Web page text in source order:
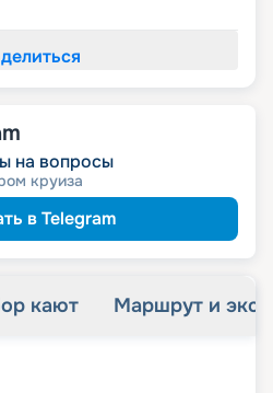
на вопросы
круиза
в Telegram
кают Маршрут и